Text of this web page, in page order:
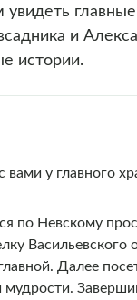
и
истории.
вами у главного
по Невскому
главной. Далее